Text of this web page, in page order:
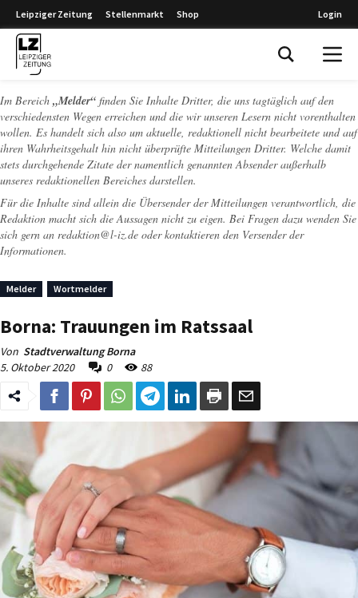
Leipziger Zeitung Stellenmarkt Shop Login
Im Bereich „Melder“ finden Sie Inhalte Dritter, die uns tagtäglich auf den
verschiedensten Wegen erreichen und die wir unseren Lesern nicht vorenthalten
wollen. Es handelt sich also um aktuelle, redaktionell nicht bearbeitete und auf
ihren Wahrheitsgehalt hin nicht überprüfte Mitteilungen Dritter. Welche damit
stets durchgehende Zitate der namentlich genannten Absender außerhalb
unseres redaktionellen Bereiches darstellen.
Für die Inhalte sind allein die Übersender der Mitteilungen verantwortlich, die
Redaktion macht sich die Aussagen nicht zu eigen. Bei Fragen dazu wenden Sie
sich gern an redaktion@l-iz.de oder kontaktieren den Versender der
Informationen.
Melder Wortmelder
Borna: Trauungen im Ratssaal
Von Stadtverwaltung Borna
5. Oktober 2020
0 88